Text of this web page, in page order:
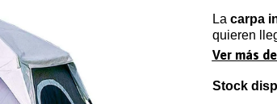
La carpa
quieren
Ver más
Stock